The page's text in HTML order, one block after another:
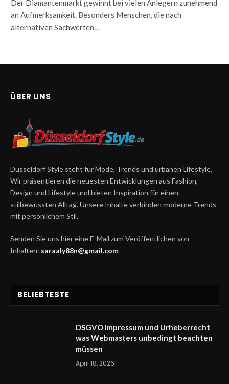
Der Diamantenmarkt gewinnt bei vielen Anlegern zunehmend
an Aufmerksamkeit. Besonders Menschen, die nach
alternativen Sachwerten…
ÜBER UNS
Düsseldorf Style steht für Mode, Trends und urbanen Lifestyle.
Wir präsentieren die neuesten Entwicklungen aus Fashion,
Design und Lifestyle und bieten Inspiration für einen
stilbewussten Alltag. Unsere Inhalte verbinden moderne Trends
mit persönlichem Stil.
Senden Sie uns hier eine E-Mail zum Veröffentlichen von
Inhalten: saraaly88n@gmail.com
BELIEBTESTE
DSGVO Impressum und Urheberrecht
was Webmasters unbedingt beachten
müssen
April 18, 2026